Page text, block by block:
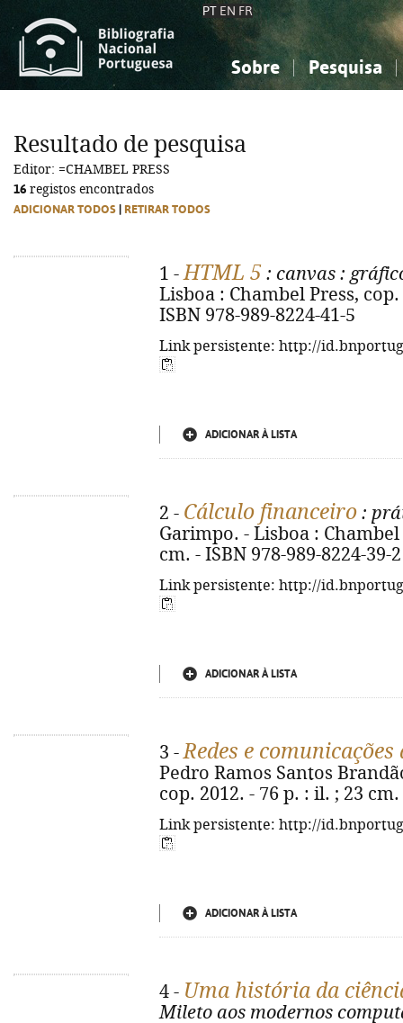
PT EN FR
Sobre Pesquisa
Ciências sociais...
Ciências sociais...
Resultado de pesquisa
Editor: =CHAMBEL PRESS
16 registos encontrados
ADICIONAR TODOS RETIRAR TODOS
1 -HTML 5 : canvas :
Lisboa : Chambel Press,
ISBN 978-989-8224-41-5
Link persistente: http://
ADICIONAR À LISTA
2 - Cálculo financeiro :
Garimpo. - Lisboa : Chambel
cm. - ISBN 978-989-8224-39-2
Link persistente: http://
ADICIONAR À LISTA
3 -Redes e comunicações
Pedro Ramos Santos
cop. 2012. - 76 p. : il. ; 23
Link persistente: http://
ADICIONAR À LISTA
4 - Uma história da
Mileto aos modernos